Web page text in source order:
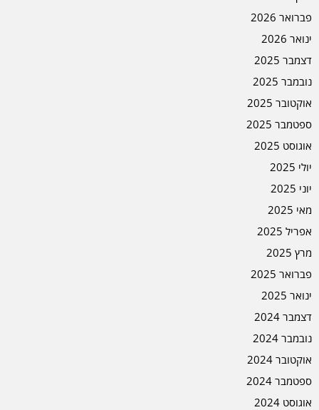
פברואר 2026
ינואר 2026
דצמבר 2025
נובמבר 2025
אוקטובר 2025
ספטמבר 2025
אוגוסט 2025
יולי 2025
יוני 2025
מאי 2025
אפריל 2025
מרץ 2025
פברואר 2025
ינואר 2025
דצמבר 2024
נובמבר 2024
אוקטובר 2024
ספטמבר 2024
אוגוסט 2024